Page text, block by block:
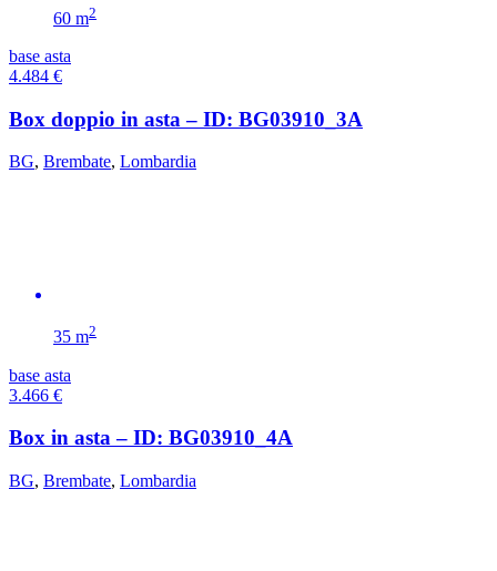
60 m2
base asta
4.484 €
Box doppio in asta – ID: BG03910_3A
BG, Brembate, Lombardia
35 m2
base asta
3.466 €
Box in asta – ID: BG03910_4A
BG, Brembate, Lombardia